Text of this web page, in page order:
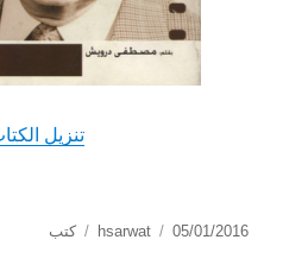
تنزيل
الكاتب hsarwat
نُشرت 05/01/2016 التصنيفات
كتب